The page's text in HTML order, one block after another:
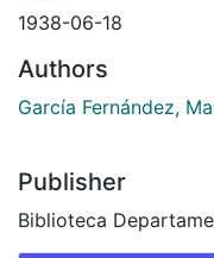
1938-06-18
Authors
García Fernández,
Publisher
Biblioteca